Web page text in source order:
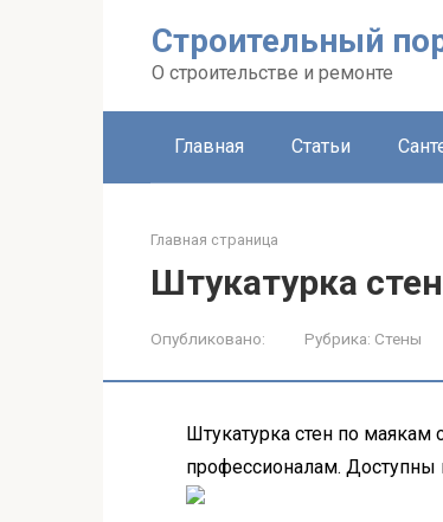
Строительный
О строительстве и ремонте
Главная Статьи
Главная страница
Штукатурка
Опубликовано: Рубрика: Стены
Штукатурка стен по
профессионалам. Доступны